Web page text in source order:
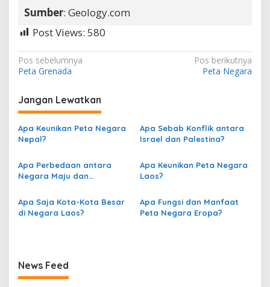
Sumber: Geology.com
Post Views: 580
N
a
v
i
g
a
s
i
p
o
Pos sebelumnya
Peta Grenada
Pos berikutnya
Peta Negara
Jangan Lewatkan
Apa Keunikan Peta Negara
Nepal?
Apa Sebab Konflik antara
Israel dan Palestina?
Apa Perbedaan antara
Negara Maju dan
Peta?
Apa Keunikan Peta Negara
Laos?
Apa Saja Kota-Kota Besar
di Negara Laos?
Apa Fungsi dan Manfaat
Peta Negara Eropa?
News Feed